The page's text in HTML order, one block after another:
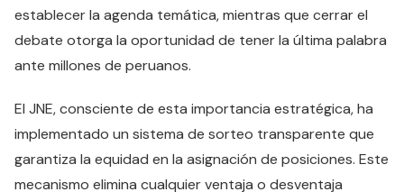
establecer la agenda temática, mientras que cerrar el
debate otorga la oportunidad de tener la última palabra
ante millones de peruanos.
El JNE, consciente de esta importancia estratégica, ha
implementado un sistema de sorteo transparente que
garantiza la equidad en la asignación de posiciones. Este
mecanismo elimina cualquier ventaja o desventaja